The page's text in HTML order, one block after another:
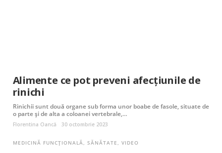
Alimente ce pot preveni afecțiunile de
rinichi
Rinichii sunt două organe sub forma unor boabe de fasole, situate de
o parte și de alta a coloanei vertebrale,…
Florentina Oancă 30 octombrie 2023
MEDICINĂ FUNCȚIONALĂ SĂNĂTATE ,VIDEO